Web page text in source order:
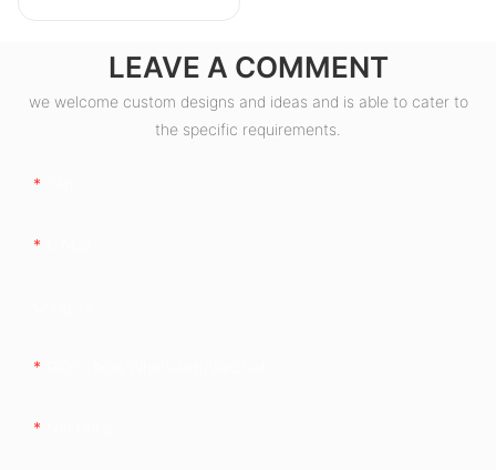
LEAVE A COMMENT
we welcome custom designs and ideas and is able to cater to
the specific requirements.